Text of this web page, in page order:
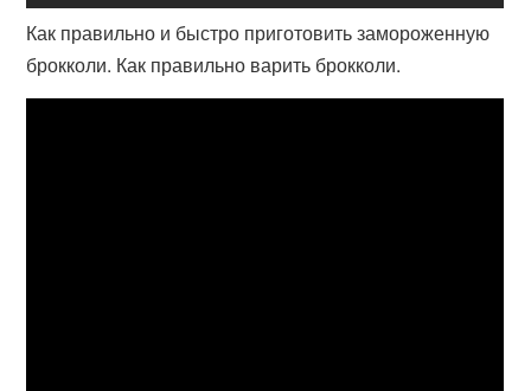
Как правильно и быстро приготовить замороженную
брокколи. Как правильно варить брокколи.